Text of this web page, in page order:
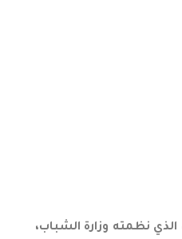
الذي نظمته وزارة الشباب،